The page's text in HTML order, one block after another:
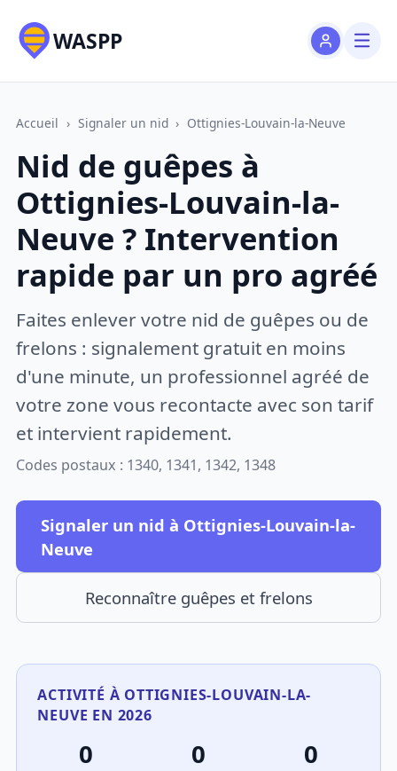
WASPP
Accueil › Signaler un nid › Ottignies-Louvain-la-Neuve
Nid de guêpes à
Ottignies-Louvain-la-
Neuve ? Intervention
rapide par un pro agréé
Faites enlever votre nid de guêpes ou de
frelons : signalement gratuit en moins
d'une minute, un professionnel agréé de
votre zone vous recontacte avec son tarif
et intervient rapidement.
Codes postaux : 1340, 1341, 1342, 1348
Signaler un nid à Ottignies-Louvain-la-
Neuve
Reconnaître guêpes et frelons
ACTIVITÉ À OTTIGNIES-LOUVAIN-LA-
NEUVE EN 2026
0 0 0